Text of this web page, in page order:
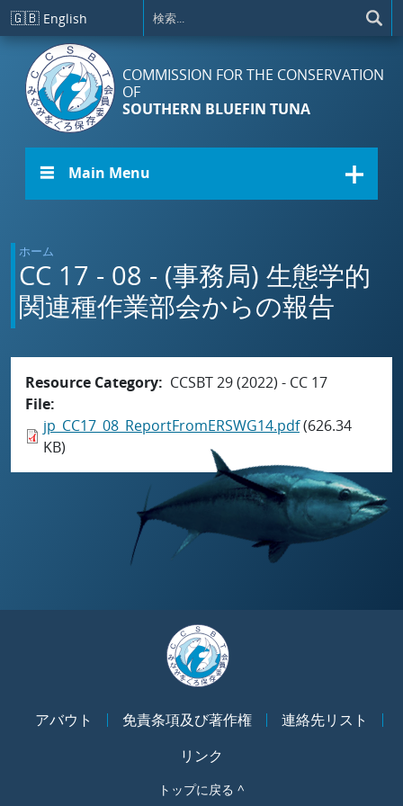
メインコンテンツに移動
🇬🇧 English
COMMISSION FOR THE CONSERVATION
OF
SOUTHERN BLUEFIN TUNA
☰ Main Menu
ホーム
CC 17 - 08 - (事務局) 生態学的
関連種作業部会からの報告
Resource Category
CCSBT 29 (2022) - CC 17
File
jp_CC17_08_ReportFromERSWG14.pdf(626.34
KB)
アバウト 免責条項及び著作権
連絡先リスト
リンク
トップに戻る ^